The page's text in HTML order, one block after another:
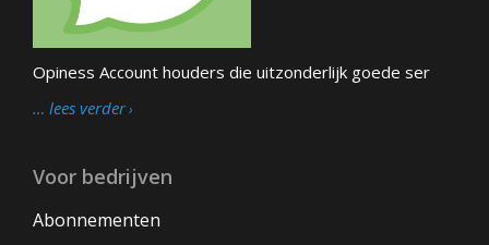
Opiness Account houders die uitzonderlijk goede ser
… lees verder
Voor bedrijven
Abonnementen